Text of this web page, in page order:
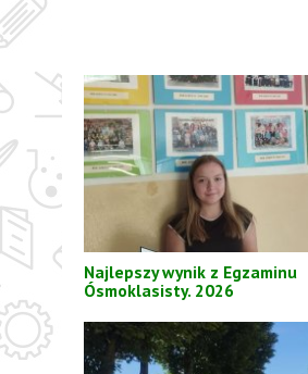
Najlepszy wynik z Egzaminu
Ósmoklasisty. 2026